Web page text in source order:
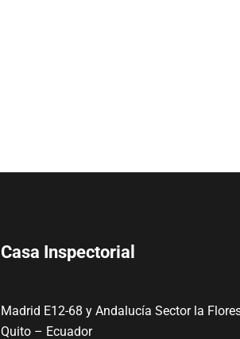
Casa Inspectorial
Madrid E12-68 y Andalucía Sector la
Quito – Ecuador